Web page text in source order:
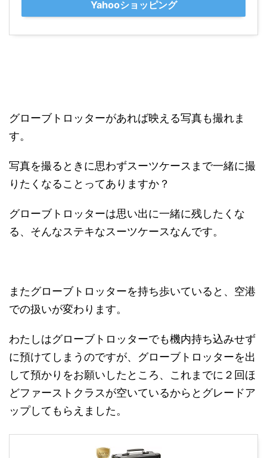
Yahooショッピング
グローブトロッターがあれば映える写真も撮れま
す。
写真を撮るときに思わずスーツケースまで一緒に撮
りたくなることってありますか？
グローブトロッターは思い出に一緒に残したくな
る、そんなステキなスーツケースなんです。
またグローブトロッターを持ち歩いていると、空港
での扱いが変わります。
わたしはグローブトロッターでも機内持ち込みせず
に預けてしまうのですが、グローブトロッターを出
して預かりをお願いしたところ、これまでに２回ほ
どファーストクラスが空いているからとグレードア
ップしてもらえました。